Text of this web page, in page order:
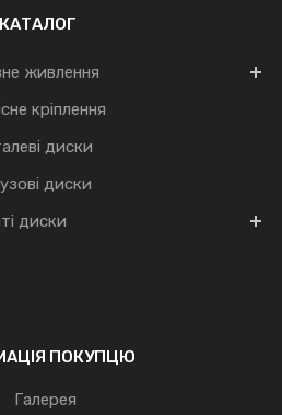
КАТАЛОГ
живлення
кріплення
диски
диски
диски
ПОКУПЦЮ
Галерея